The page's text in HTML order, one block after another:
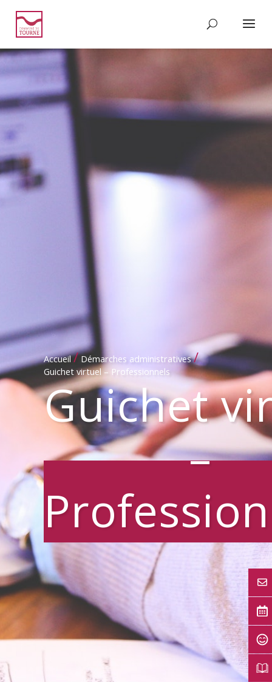
Accueil / Démarches administratives /
Guichet virtuel – Professionnels
Guichet
–